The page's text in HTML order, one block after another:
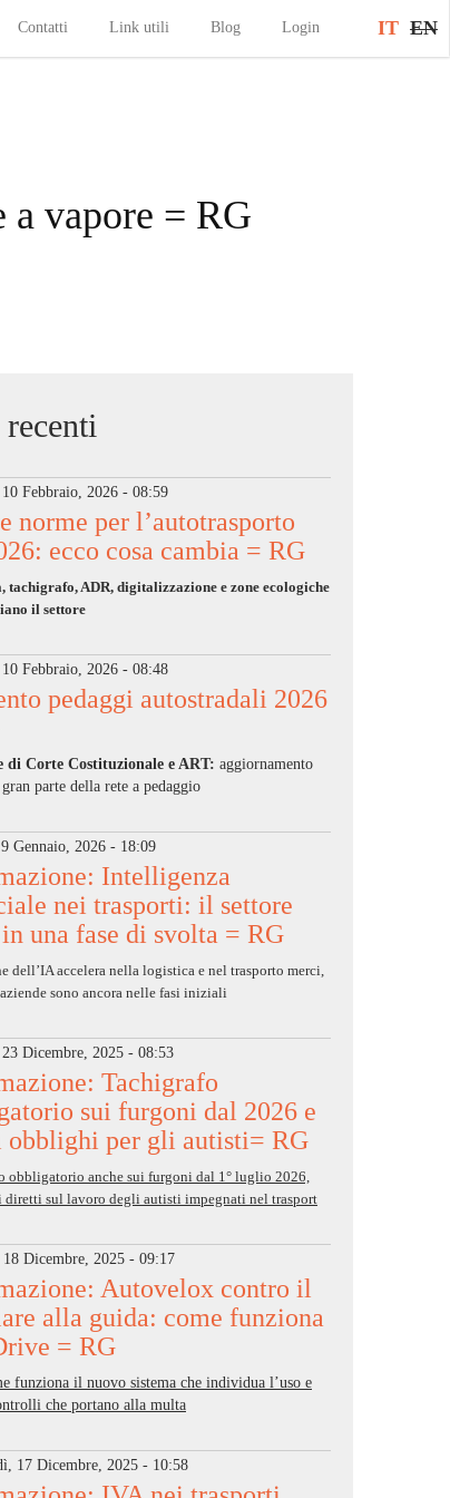
Contatti Link utili Blog Login IT EN
vapore = RG
recenti
Febbraio, 2026 - 08:59
norme per l’autotrasporto
ecco cosa cambia = RG
tachigrafo, ADR, digitalizzazione e zone ecologiche
il settore
Febbraio, 2026 - 08:48
pedaggi autostradali 2026
di Corte Costituzionale e ART: aggiornamento
parte della rete a pedaggio
Gennaio, 2026 - 18:09
Intelligenza
nei trasporti: il settore
una fase di svolta = RG
dell’IA accelera nella logistica e nel trasporto merci,
sono ancora nelle fasi iniziali
Dicembre, 2025 - 08:53
Tachigrafo
sui furgoni dal 2026 e
obblighi per gli autisti= RG
obbligatorio anche sui furgoni dal 1° luglio 2026,
diretti sul lavoro degli autisti impegnati nel trasport
Dicembre, 2025 - 09:17
Autovelox contro il
alla guida: come funziona
= RG
funziona il nuovo sistema che individua l’uso e
che portano alla multa
17 Dicembre, 2025 - 10:58